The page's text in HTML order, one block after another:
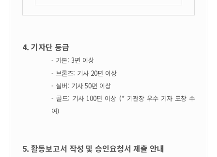
4. 기자단 등급
- 기본: 3편 이상
- 브론즈: 기사 20편 이상
- 실버: 기사 50편 이상
- 골드: 기사 100편 이상 (* 기관장 우수 기자 표창 수
여)
5. 활동보고서 작성 및 승인요청서 제출 안내